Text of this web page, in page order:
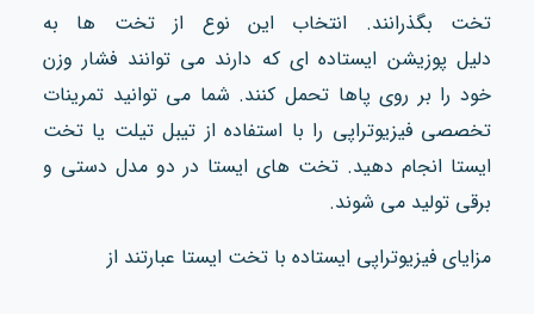
تخت بگذرانند. انتخاب این نوع از تخت ها به
دلیل پوزیشن ایستاده ای که دارند می توانند فشار وزن
خود را بر روی پاها تحمل کنند. شما می توانید تمرینات
تخصصی فیزیوتراپی را با استفاده از تیبل تیلت یا تخت
ایستا انجام دهید. تخت های ایستا در دو مدل دستی و
برقی تولید می شوند.
مزایای فیزیوتراپی ایستاده با تخت ایستا عبارتند از